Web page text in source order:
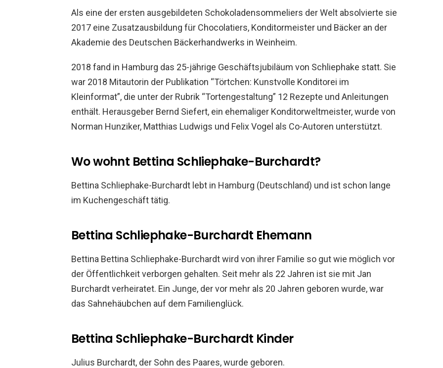
Als eine der ersten ausgebildeten Schokoladensommeliers der Welt absolvierte sie
2017 eine Zusatzausbildung für Chocolatiers, Konditormeister und Bäcker an der
Akademie des Deutschen Bäckerhandwerks in Weinheim.
2018 fand in Hamburg das 25-jährige Geschäftsjubiläum von Schliephake statt. Sie
war 2018 Mitautorin der Publikation “Törtchen: Kunstvolle Konditorei im
Kleinformat”, die unter der Rubrik “Tortengestaltung” 12 Rezepte und Anleitungen
enthält. Herausgeber Bernd Siefert, ein ehemaliger Konditorweltmeister, wurde von
Norman Hunziker, Matthias Ludwigs und Felix Vogel als Co-Autoren unterstützt.
Wo wohnt Bettina Schliephake-Burchardt?
Bettina Schliephake-Burchardt lebt in Hamburg (Deutschland) und ist schon lange
im Kuchengeschäft tätig.
Bettina Schliephake-Burchardt Ehemann
Bettina Bettina Schliephake-Burchardt wird von ihrer Familie so gut wie möglich vor
der Öffentlichkeit verborgen gehalten. Seit mehr als 22 Jahren ist sie mit Jan
Burchardt verheiratet. Ein Junge, der vor mehr als 20 Jahren geboren wurde, war
das Sahnehäubchen auf dem Familienglück.
Bettina Schliephake-Burchardt Kinder
Julius Burchardt, der Sohn des Paares, wurde geboren.